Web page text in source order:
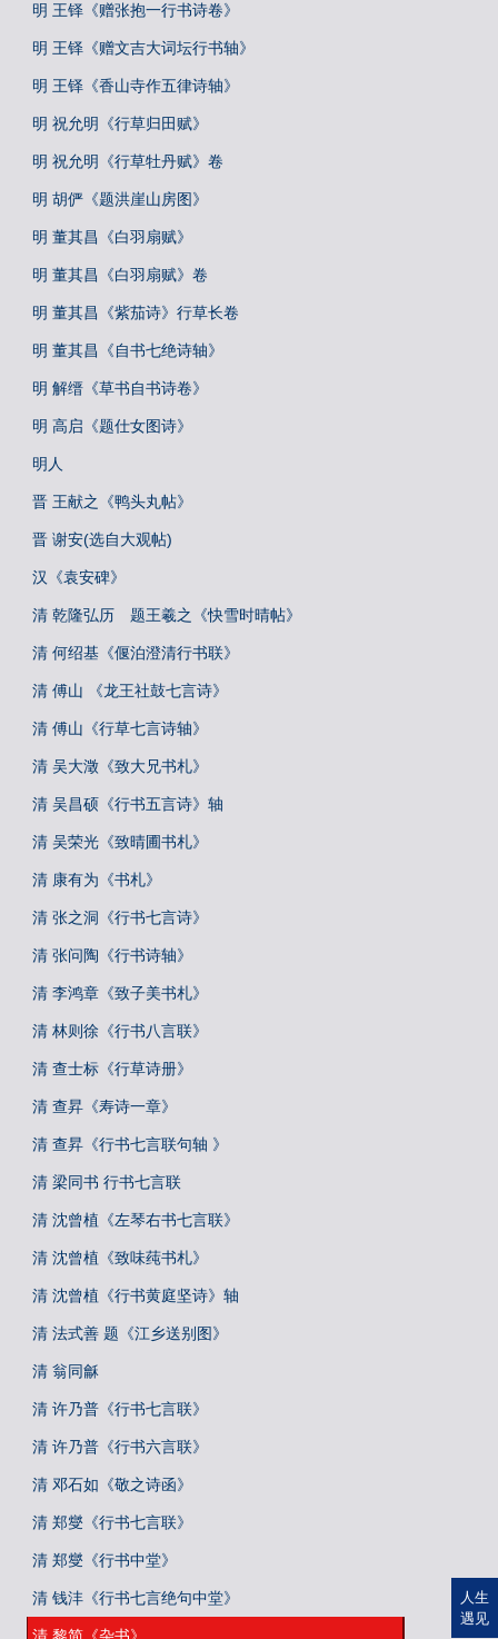
明 王铎《赠张抱一行书诗卷》
明 王铎《赠文吉大词坛行书轴》
明 王铎《香山寺作五律诗轴》
明 祝允明《行草归田赋》
明 祝允明《行草牡丹赋》卷
明 胡俨《题洪崖山房图》
明 董其昌《白羽扇赋》
明 董其昌《白羽扇赋》卷
明 董其昌《紫茄诗》行草长卷
明 董其昌《自书七绝诗轴》
明 解缙《草书自书诗卷》
明 高启《题仕女图诗》
明人
晋 王献之《鸭头丸帖》
晋 谢安(选自大观帖)
汉《袁安碑》
清 乾隆弘历 题王羲之《快雪时晴帖》
清 何绍基《偃泊澄清行书联》
清 傅山 《龙王社鼓七言诗》
清 傅山《行草七言诗轴》
清 吴大澂《致大兄书札》
清 吴昌硕《行书五言诗》轴
清 吴荣光《致晴圃书札》
清 康有为《书札》
清 张之洞《行书七言诗》
清 张问陶《行书诗轴》
清 李鸿章《致子美书札》
清 林则徐《行书八言联》
清 查士标《行草诗册》
清 查昇《寿诗一章》
清 查昇《行书七言联句轴 》
清 梁同书 行书七言联
清 沈曾植《左琴右书七言联》
清 沈曾植《致味莼书札》
清 沈曾植《行书黄庭坚诗》轴
清 法式善 题《江乡送别图》
清 翁同龢
清 许乃普《行书七言联》
清 许乃普《行书六言联》
清 邓石如《敬之诗函》
清 郑燮《行书七言联》
清 郑燮《行书中堂》
清 钱沣《行书七言绝句中堂》
人生
遇见